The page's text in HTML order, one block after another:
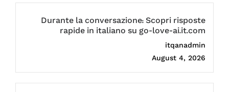
Durante la conversazione: Scopri risposte
rapide in italiano su go-love-ai.it.com
itqanadmin
August 4, 2026